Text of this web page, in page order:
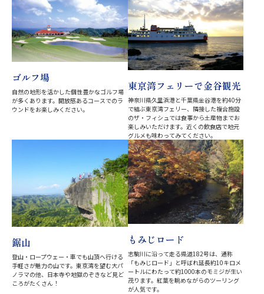
ゴルフ場
自然の地形を活かした個性豊かなゴルフ場
が多くあります。開放感あるコースでのラ
ウンドをお楽しみください。
東京湾フェリーで金谷観光
神奈川県久里浜港と千葉県金谷港を約40分
で結ぶ東京湾フェリー、隣接した複合施設
のザ・フィシュでは食事から土産物までお
楽しみいただけます。近くの飲食店で地元
グルメも味わってみてください。
鋸山
登山・ロープウェー・車でも山頂へ行ける
手軽さが魅力の山です。東京湾を望む大パ
ノラマの他、日本寺や地獄のぞきなど見ど
ころがたくさん！
もみじロード
志駒川に沿って走る県道182号は、通称
「もみじロード」と呼ばれ延長約10キロメ
ートルにわたって約1000本のモミジが生い
茂ります。紅葉を眺めながらのツーリング
が人気です。